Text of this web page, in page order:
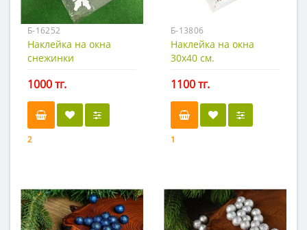
Б-16252
Наклейка на окна
снежинки
1000 тг.
2
Б-13806
Наклейка на окна
30х40 см.
1100 тг.
1